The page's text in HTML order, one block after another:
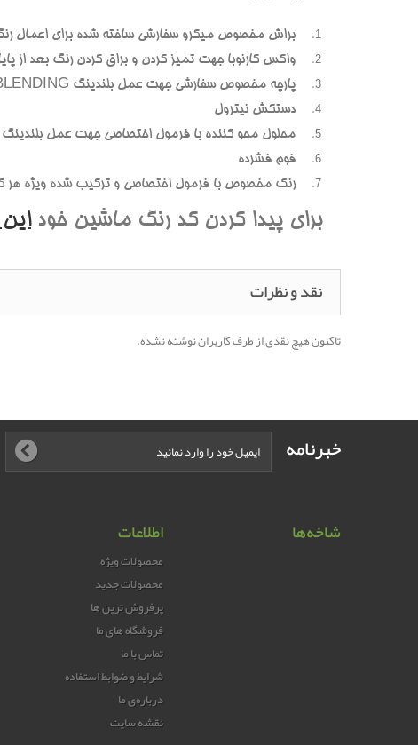
براش مخصوص ميکرو سفارشي ساخته شده براي اعمال
واکس کارنوبا جهت تميز کردن و براق کردن رنگ بعد از
پارچه مخصوص سفارشي جهت عمل بلندينگ BLENDING (محوسازي رنگهاي اضافه و بيرون زده)
دستکش نيترول
محلول محو کننده با فرمول اختصاصي جهت عمل بلندينگ
فوم فشرده
رنگ مخصوص با فرمول اختصاصي و ترکيب شده ويژه هر
براي پيدا کردن کد رنگ ماشين خود
نقد و نظرات
تاکنون هیچ نقدی از طرف کاربران نوشته نشده.
خبرنامه
شاخه‌ها اطلاعات
محصولات ویژه
محصولات جدید
پرفروش ترین‌ ها
فروشگاه های ما
تماس با ما
شرایط و ضوابط استفاده
درباره‌ی ما
نقشه سایت